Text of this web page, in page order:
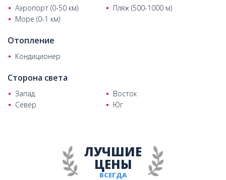
центральную спутниковую систему и доступ в Интернет.
Аэропорт (0-50 км)
Пляж (500-1000 м)
Море (0-1 км)
Отопление
Кондиционер
Сторона света
Запад
Восток
Север
Юг
ВСЕГДА
ЛУЧШИЕ
ЦЕНЫ